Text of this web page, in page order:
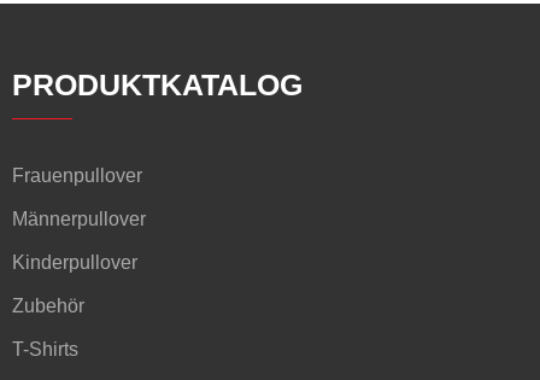
PRODUKTKATALOG
Frauenpullover
Männerpullover
Kinderpullover
Zubehör
T-Shirts